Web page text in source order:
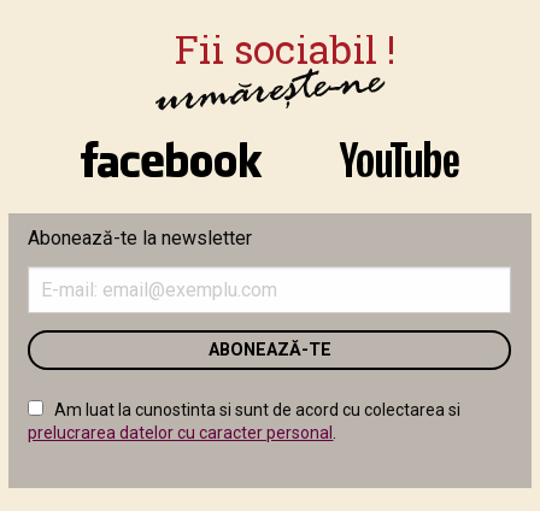
Abonează-te la newsletter
adresa
email
în
următor
Am luat la cunostinta si sunt de acord cu colectarea si
prelucrarea datelor cu caracter personal .